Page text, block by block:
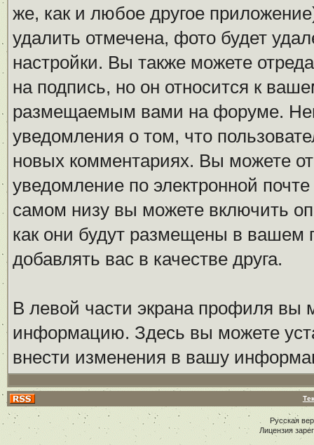
же, как и любое другое
удалить отмечена, фото будет
настройки. Вы также можете
на подпись, но он относится к
размещаемым вами на форуме.
уведомления о том, что
новых комментариях. Вы можете
уведомление по электронной
самом низу вы можете включить
как они будут размещены в вашем
добавлять вас в качестве друга.
В левой части экрана профиля вы
информацию. Здесь вы можете
внести изменения в вашу
Русская
Лицензия